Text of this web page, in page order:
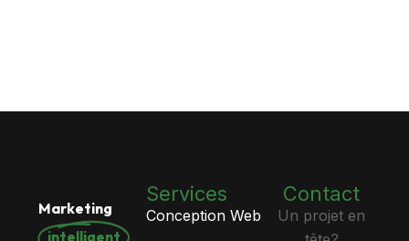
Marketing
intelligent
Services
Conception Web
Contact
Un projet en